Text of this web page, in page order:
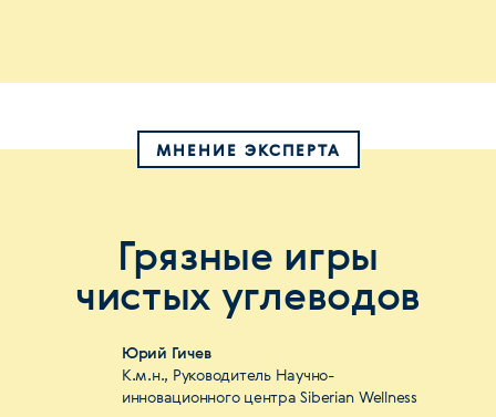
МНЕНИЕ ЭКСПЕРТА
Грязные игры
чистых углеводов
Юрий Гичев
К.м.н., Руководитель Научно-
инновационного центра Siberian Wellness